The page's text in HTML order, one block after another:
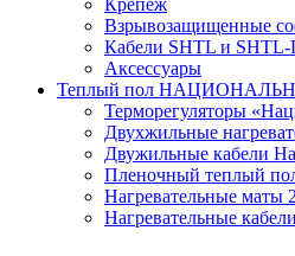
Крепеж
Взрывозащищенные
Кабели SHTL и SHTL-
Аксессуары
Теплый пол
Терморегуляторы
Двухжильные
Двужильные кабели
Пленочный теплый
Нагревательные маты
Нагревательные